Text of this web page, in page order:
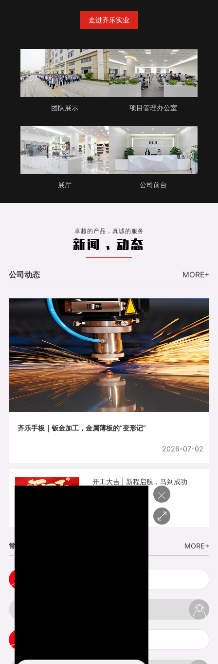
走进齐乐实业
团队展示 项目管理办公室
展厅 公司前台
卓越的产品，真诚的服务
新闻 . 动态
公司动态 MORE+
齐乐手板｜钣金加工，金属薄板的“变形记”
2026-07-02
开工大吉 | 新程启航，马到成功
常见问题 MORE+
×